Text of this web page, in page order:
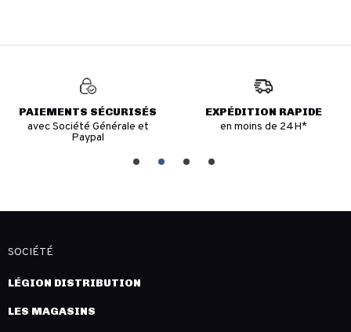
PAIEMENTS SÉCURISÉS
avec Société Générale et
Paypal
EXPÉDITION RAPIDE
en moins de 24H*
SOCIÉTÉ
LÉGION DISTRIBUTION
LES MAGASINS